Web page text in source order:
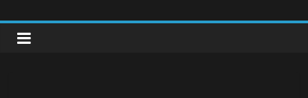
to
content
clipnonglive.com